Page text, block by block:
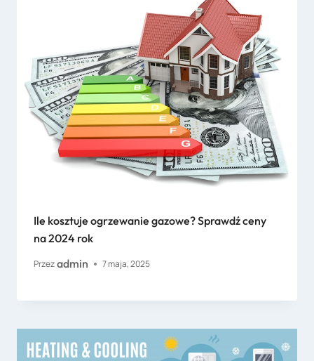
Ile kosztuje ogrzewanie gazowe? Sprawdź ceny
na 2024 rok
Przezadmin 7 maja, 2025